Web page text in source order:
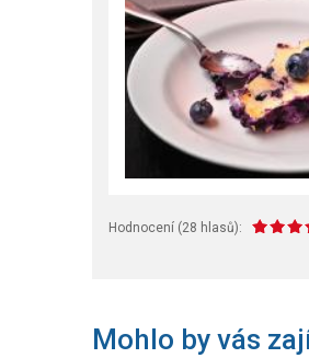
Hodnocení (28 hlasů):
Mohlo by vás